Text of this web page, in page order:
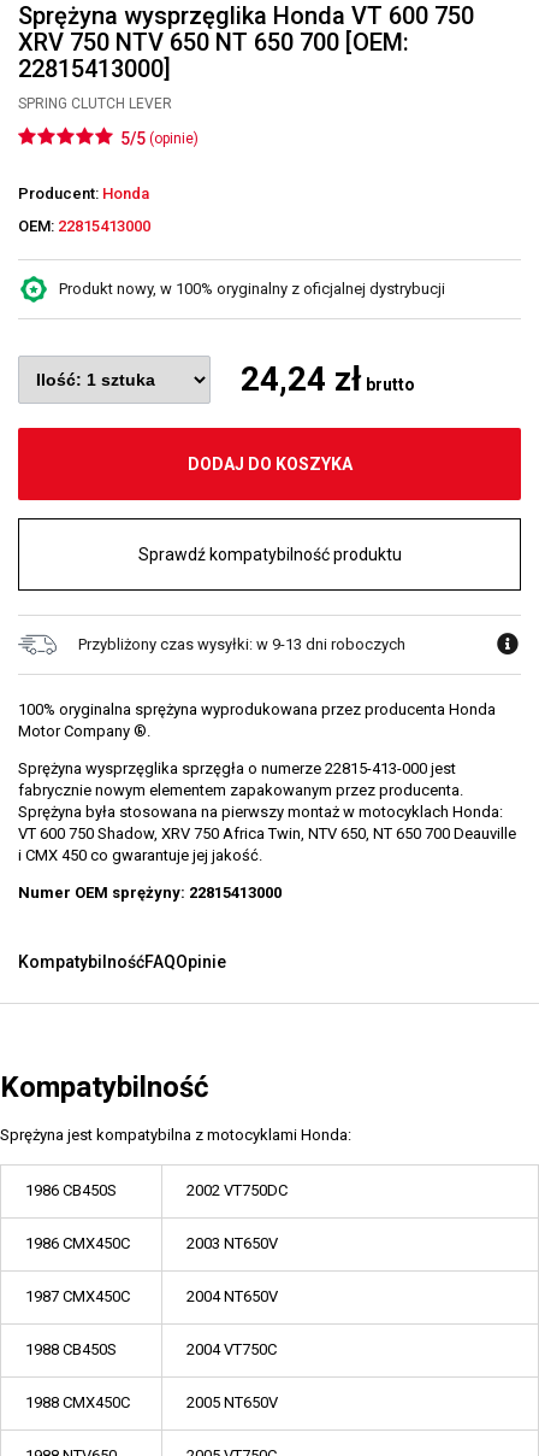
Sprężyna wysprzęglika Honda VT 600 750
XRV 750 NTV 650 NT 650 700 [OEM:
22815413000]
SPRING CLUTCH LEVER
5/5 (opinie)
Producent: Honda
OEM: 22815413000
Produkt nowy, w 100% oryginalny z oficjalnej dystrybucji
24,24 zł brutto
DODAJ DO KOSZYKA
Sprawdź kompatybilność produktu
Przybliżony czas wysyłki: w 9-13 dni roboczych
100% oryginalna sprężyna wyprodukowana przez producenta Honda
Motor Company ®.
Sprężyna wysprzęglika sprzęgła o numerze 22815-413-000 jest
fabrycznie nowym elementem zapakowanym przez producenta.
Sprężyna była stosowana na pierwszy montaż w motocyklach Honda:
VT 600 750 Shadow, XRV 750 Africa Twin, NTV 650, NT 650 700 Deauville
i CMX 450 co gwarantuje jej jakość.
Numer OEM sprężyny: 22815413000
KompatybilnośćFAQOpinie
Kompatybilność
Sprężyna jest kompatybilna z motocyklami Honda:
1986 CB450S 2002 VT750DC
1986 CMX450C 2003 NT650V
1987 CMX450C 2004 NT650V
1988 CB450S 2004 VT750C
1988 CMX450C 2005 NT650V